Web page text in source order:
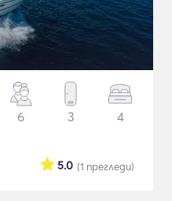
6 3 4
(1 прегледи)
5.0